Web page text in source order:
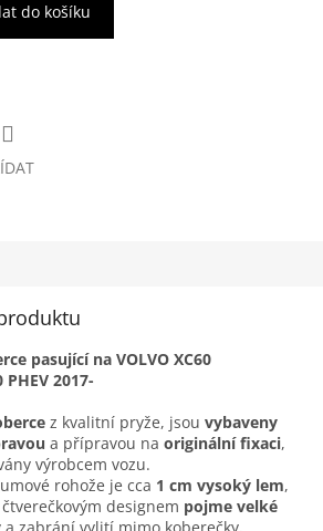
do košíku
pasující na VOLVO XC60
PHEV 2017-
z kvalitní pryže, jsou vybaveny
a přípravou na originální fixaci,
výrobcem vozu.
rohože je cca 1 cm vysoký lem,
designem pojme velké